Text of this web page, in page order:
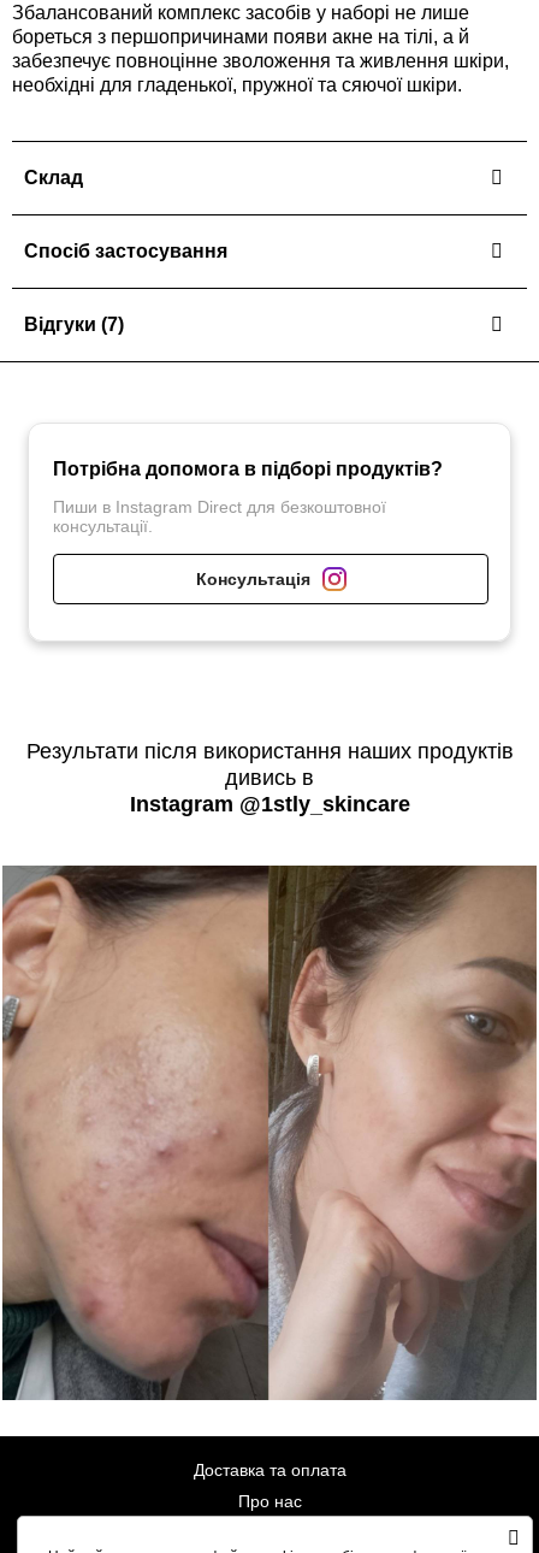
Збалансований комплекс засобів у наборі не лише
бореться з першопричинами появи акне на тілі, а й
забезпечує повноцінне зволоження та живлення шкіри,
необхідні для гладенької, пружної та сяючої шкіри.
Склад
Спосіб застосування
Відгуки (7)
Потрібна допомога в підборі продуктів?
Пиши в Instagram Direct для безкоштовної
консультації.
Консультація
Результати після використання наших продуктів
дивись в
Instagram @1stly_skincare
Доставка та оплата
Про нас